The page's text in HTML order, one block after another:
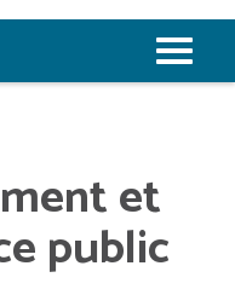
et
public